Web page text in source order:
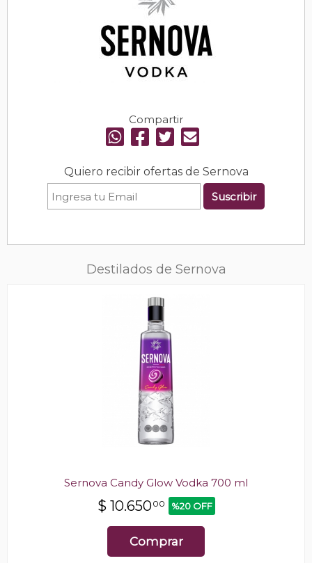
Compartir
Quiero recibir ofertas de Sernova
Suscribir
Destilados de Sernova
Sernova Candy Glow Vodka 700 ml
$ 10.65000 %20 OFF
Comprar